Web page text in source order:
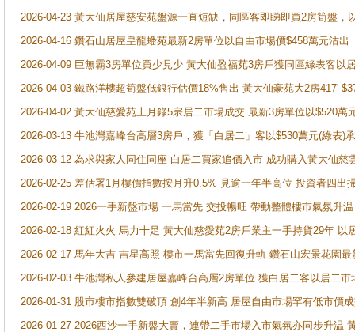
2026-04-23 黃大仙居屋慈安苑盤源一直短缺，同區客即睇即買2房筍盤，
2026-04-16 鑽石山居屋皇龍蟠苑最新2房單位以自由市場價$458萬元沽出
2026-04-09 巨無霸3房單位買少見少 黃大仙盈福苑3房戶獲同區綠表客以
2026-04-03 鐵路洋樓超筍盤低銀行估價18%售出 黃大仙豪苑大2房417'
2026-04-02 黃大仙慈愛苑上月錄5宗居二市場成交 最新3房單位以$520萬
2026-03-13 牛池灣嘉峰台高層3房戶，獲「白居二」客以$530萬元(綠表)
2026-03-12 為求與家人同住同座 白居二買家追價入市 成功購入黃大仙
2026-02-25 差估署1月樓價指數按月升0.5% 見逾一年半高位 投資者四
2026-02-19 2026一手新盤市場 一馬當先 交投暢旺 帶動整體樓市氣氛升
2026-02-18 紅紅火火 馬力十足 黃大仙慈愛苑2房戶業主一手持貨29年 以
2026-02-17 馬年大吉 吉星高照 樓市一馬當先回復升軌 鑽石山宏景花園
2026-02-03 牛池灣私人參建居屋嘉峰台高層2房單位 獲白居二客以居二市
2026-01-31 股市樓市指數雙破頂 創4年半新高 居屋自由市場罕有低市價
2026-01-27 2026西沙一手新盤大賣，連帶二手市場入市氣氛亦同步升温